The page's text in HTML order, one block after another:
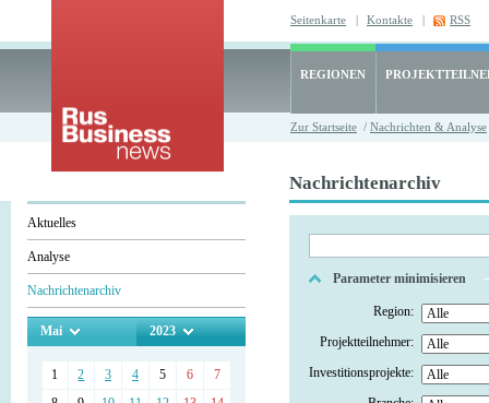
Seitenkarte | Kontakte | RSS
REGIONEN
Zur Startseite / Nachrichten & Analyse
Aktuelles
Analyse
Nachrichtenarchiv
Mai 2023
1 2 3 4 5 6
7
Nachrichtenarchiv
Parameter minimisieren
Region:
Projektteilnehmer:
Investitionsprojekte: